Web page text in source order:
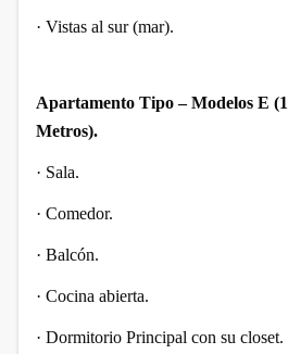
· Vistas al sur (mar).
Apartamento Tipo – Modelos E
Metros).
· Sala.
· Comedor.
· Balcón.
· Cocina abierta.
· Dormitorio Principal con su closet.